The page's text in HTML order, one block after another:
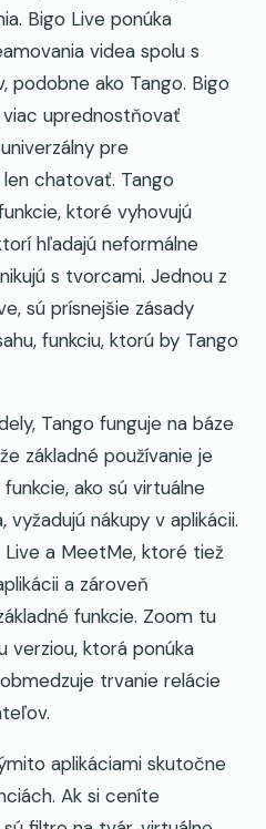
Bigo Live ponúka
videa spolu s
podobne ako Tango. Bigo
uprednostňovať
pre
chatovať. Tango
ktoré vyhovujú
hľadajú neformálne
s tvorcami. Jednou z
sú prísnejšie zásady
funkciu, ktorú by Tango
Tango funguje na báze
základné používanie je
ako sú virtuálne
nákupy v aplikácii.
a MeetMe, ktoré tiež
a zároveň
funkcie. Zoom tu
verziou, ktorá ponúka
trvanie relácie
aplikáciami skutočne
Ak si ceníte